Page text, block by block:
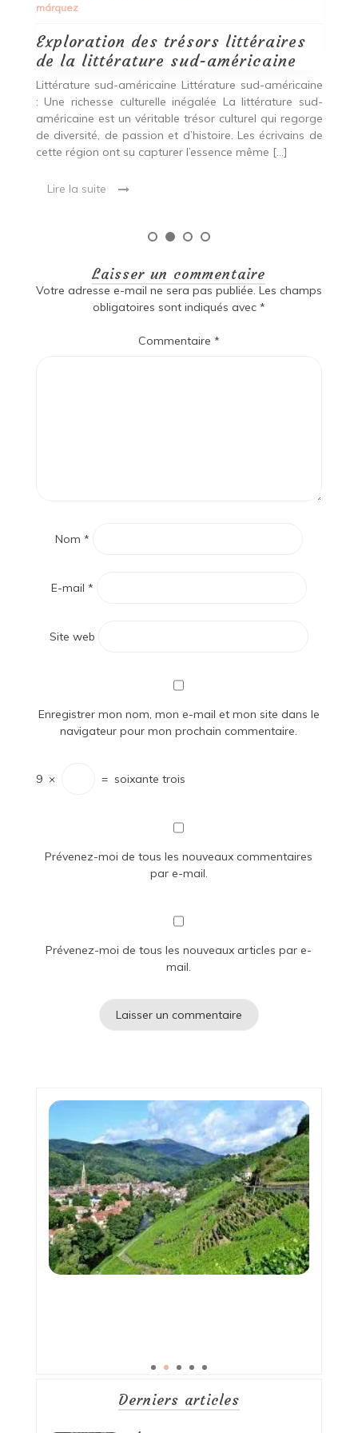
qu’un simple magasin […]
Lire la suite
Laisser un commentaire
Votre adresse e-mail ne sera pas publiée. Les champs
obligatoires sont indiqués avec *
Commentaire *
Nom *
E-mail *
Site web
Enregistrer mon nom, mon e-mail et mon site dans le
navigateur pour mon prochain commentaire.
9 × = soixante trois
Prévenez-moi de tous les nouveaux commentaires
par e-mail.
Prévenez-moi de tous les nouveaux articles par e-
mail.
Derniers articles